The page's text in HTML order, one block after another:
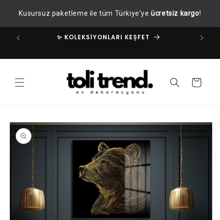
Kusursuz paketleme ile tüm Türkiye'yeücretsiz kargo!
atla
✨ KOLEKSİYONLARI KEŞFET
Sepet
Ürün
bilgisine
atla